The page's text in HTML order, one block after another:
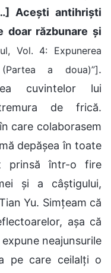
Acești antihriști
doar răzbunare și
Vol. 4: Expunerea
a doua)”].
cuvintelor lui
de frică.
care colaborasem
depășea în toate
prinsă într-o fire
și a câștigului,
Yu. Simțeam că
așa că
neajunsurile
pe care ceilalți o